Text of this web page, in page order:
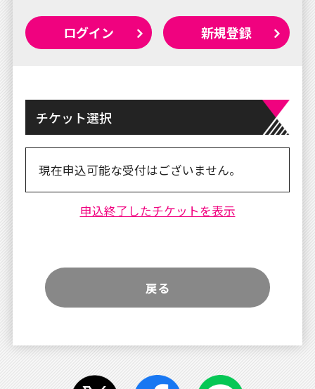
ログイン 新規登録
チケット選択
現在申込可能な受付はございません。
申込終了したチケットを表示
戻る